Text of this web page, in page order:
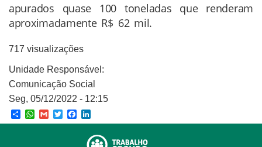
apurados quase 100 toneladas que renderam
aproximadamente R$ 62 mil.
717 visualizações
Unidade Responsável:
Comunicação Social
Seg, 05/12/2022 - 12:15
ShareWhatsApp
GmailTwitterFacebook